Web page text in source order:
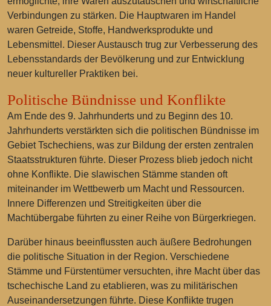
Verbindungen zu stärken. Die Hauptwaren im Handel
waren Getreide, Stoffe, Handwerksprodukte und
Lebensmittel. Dieser Austausch trug zur Verbesserung des
Lebensstandards der Bevölkerung und zur Entwicklung
neuer kultureller Praktiken bei.
Politische Bündnisse und Konflikte
Am Ende des 9. Jahrhunderts und zu Beginn des 10.
Jahrhunderts verstärkten sich die politischen Bündnisse im
Gebiet Tschechiens, was zur Bildung der ersten zentralen
Staatsstrukturen führte. Dieser Prozess blieb jedoch nicht
ohne Konflikte. Die slawischen Stämme standen oft
miteinander im Wettbewerb um Macht und Ressourcen.
Innere Differenzen und Streitigkeiten über die
Machtübergabe führten zu einer Reihe von Bürgerkriegen.
Darüber hinaus beeinflussten auch äußere Bedrohungen
die politische Situation in der Region. Verschiedene
Stämme und Fürstentümer versuchten, ihre Macht über das
tschechische Land zu etablieren, was zu militärischen
Auseinandersetzungen führte. Diese Konflikte trugen